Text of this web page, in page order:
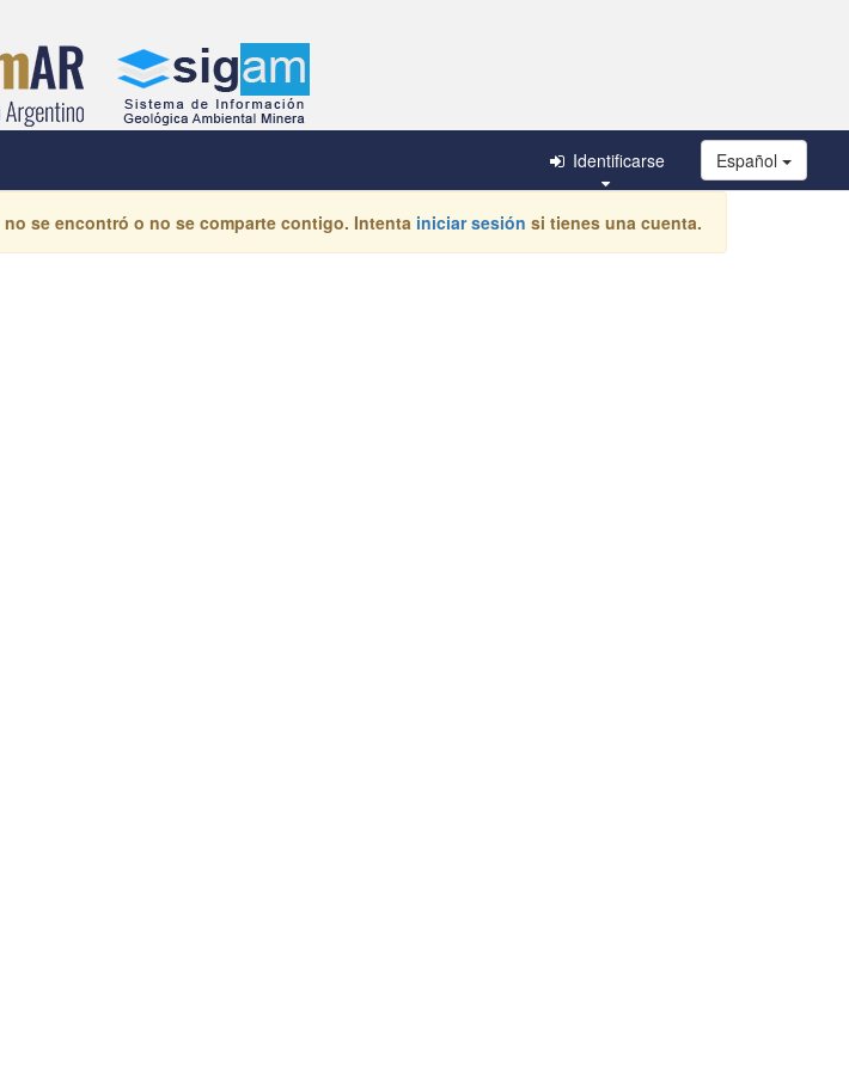
Español
Identificarse
no se encontró o no se comparte contigo. Intenta iniciar sesión si tienes una cuenta.